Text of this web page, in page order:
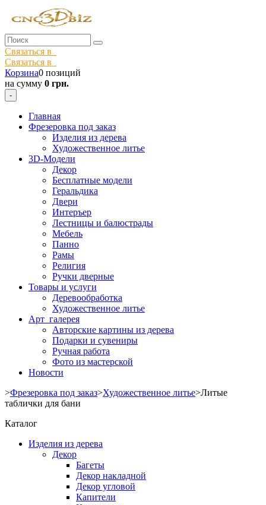
Связаться в
Связаться в
Корзина0 позиций
на сумму 0 грн.
-
Главная
Фрезеровка под заказ
Изделия из дерева
Художественное литье
3D-Модели
Декор
Бесплатные модели
Геральдика
Двери
Интеръер
Лестницы и балюстрады
Мебель
Панно
Рамы
Религия
Ручки дверные
Товары и услуги
Деревообработка
Художественное литье
Арт галерея
Авторские картины из дерева
Подарки и сувениры
Ручная работа
Фото из мастерской
Новости
>Фрезеровка под заказ>Художественное литье>Литые
таблички для бани
Каталог
Изделия из дерева
Декор
Багеты
Декор накладной
Декор угловой
Капители